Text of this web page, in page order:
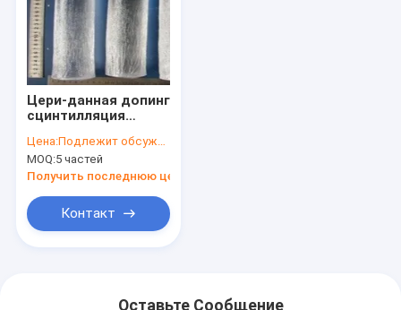
Цери-данная допинг
сцинтилляция
высокой
эффективностью
люминесценции
Цена:Подлежит обсуждению
MOQ:5 частей
Получить последнюю цену
Контакт
Оставьте Сообщение